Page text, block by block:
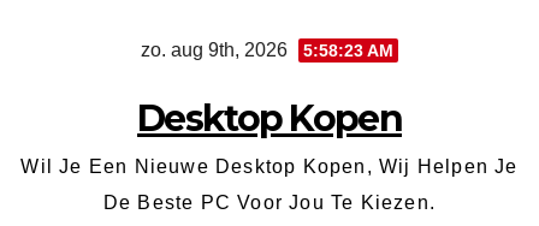
zo. aug 9th, 2026 5:58:24 AM
Desktop Kopen
Wil Je Een Nieuwe Desktop Kopen, Wij Helpen Je
De Beste PC Voor Jou Te Kiezen.